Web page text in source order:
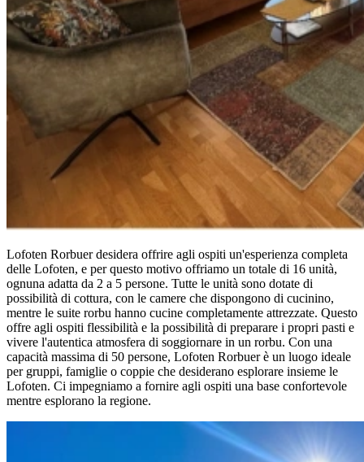
Lofoten Rorbuer desidera offrire agli ospiti un'esperienza completa
delle Lofoten, e per questo motivo offriamo un totale di 16 unità,
ognuna adatta da 2 a 5 persone. Tutte le unità sono dotate di
possibilità di cottura, con le camere che dispongono di cucinino,
mentre le suite rorbu hanno cucine completamente attrezzate. Questo
offre agli ospiti flessibilità e la possibilità di preparare i propri pasti e
vivere l'autentica atmosfera di soggiornare in un rorbu. Con una
capacità massima di 50 persone, Lofoten Rorbuer è un luogo ideale
per gruppi, famiglie o coppie che desiderano esplorare insieme le
Lofoten. Ci impegniamo a fornire agli ospiti una base confortevole
mentre esplorano la regione.